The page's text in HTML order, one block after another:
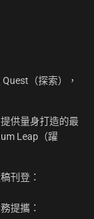
（探索），
供量身打造的最
Leap（躍
刊登：
提攜：